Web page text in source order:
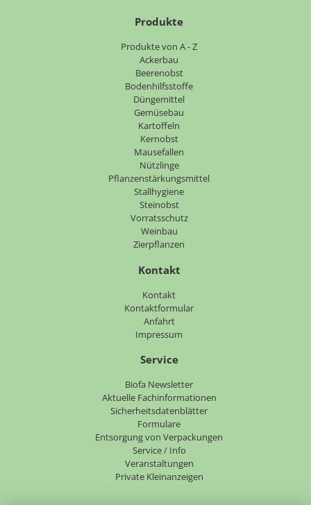
Produkte
Produkte von A - Z
Ackerbau
Beerenobst
Bodenhilfsstoffe
Düngemittel
Gemüsebau
Kartoffeln
Kernobst
Mausefallen
Nützlinge
Pflanzenstärkungsmittel
Stallhygiene
Steinobst
Vorratsschutz
Weinbau
Zierpflanzen
Kontakt
Kontakt
Kontaktformular
Anfahrt
Impressum
Service
Biofa Newsletter
Aktuelle Fachinformationen
Sicherheitsdatenblätter
Formulare
Entsorgung von Verpackungen
Service / Info
Veranstaltungen
Private Kleinanzeigen